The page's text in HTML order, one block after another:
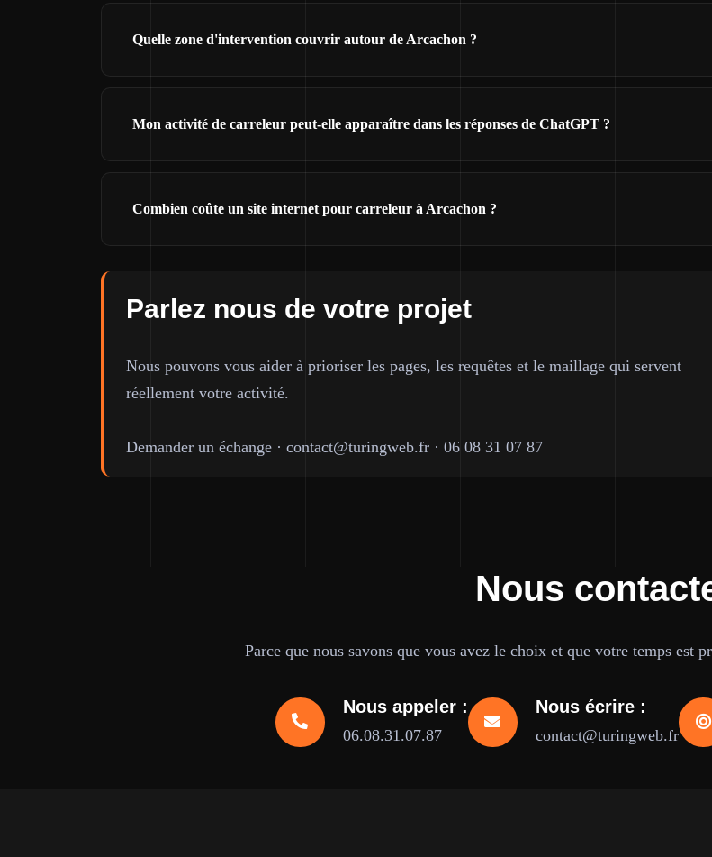
Quelle zone d'intervention couvrir autour de Arcachon ?
Mon activité de carreleur peut-elle apparaître dans les réponses de ChatGPT ?
Combien coûte un site internet pour carreleur à Arcachon ?
Parlez nous de votre projet
Nous pouvons vous aider à prioriser les pages, les requêtes et le maillage qui servent
réellement votre activité.
Demander un échange · contact@turingweb.fr · 06 08 31 07 87
Nous
Parce que nous savons que vous avez le choix et que votre temps est
Nous appeler :
06.08.31.07.87
Nous écrire :
contact@turingweb.fr